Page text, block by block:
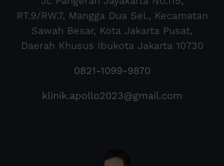
RT.9/RW.7, Mangga Dua Sel., Kecamatan
Sawah Besar, Kota Jakarta Pusat,
Daerah Khusus Ibukota Jakarta 10730
0821-1099-9870
klinik.apollo2023@gmail.com